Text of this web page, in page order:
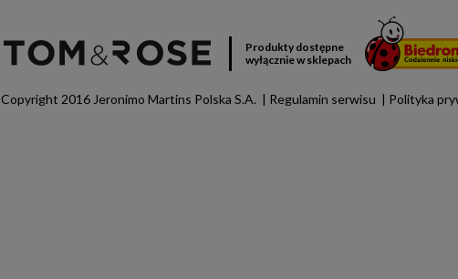
Produkty dostępne
wyłącznie w sklepach
Copyright 2016 Jeronimo Martins Polska S.A. Regulamin serwisu Polityka